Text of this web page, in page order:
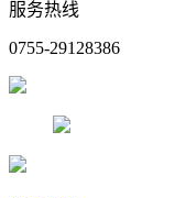
服务热线
0755-29128386